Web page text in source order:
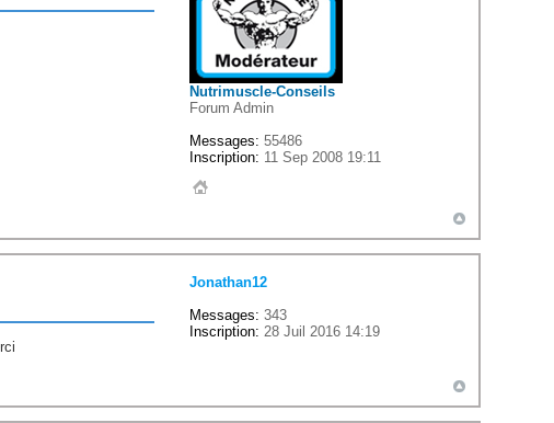
Nutrimuscle-Conseils
Forum Admin
Messages: 55486
Inscription: 11 Sep 2008 19:11
Jonathan12
Messages: 343
Inscription: 28 Juil 2016 14:19